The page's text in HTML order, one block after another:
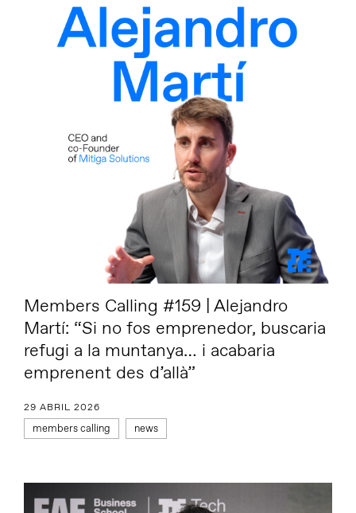
Members Calling #159 | Alejandro
Martí: “Si no fos emprenedor, buscaria
refugi a la muntanya… i acabaria
emprenent des d’allà”
29 ABRIL 2026
members calling news